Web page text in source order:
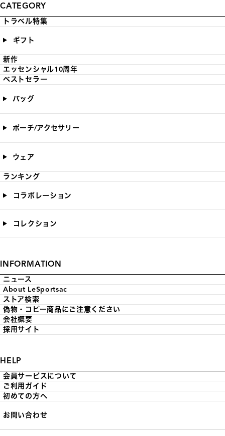
CATEGORY
トラベル特集
ギフト
新作
エッセンシャル10周年
ベストセラー
バッグ
ポーチ/アクセサリー
ウェア
ランキング
コラボレーション
コレクション
INFORMATION
ニュース
About LeSportsac
ストア検索
偽物・コピー商品にご注意ください
会社概要
採用サイト
HELP
会員サービスについて
ご利用ガイド
初めての方へ
お問い合わせ